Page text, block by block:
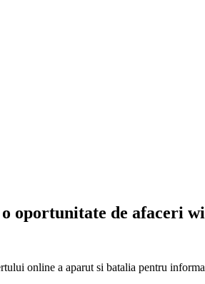
oportunitate de afaceri
online a aparut si batalia pentru